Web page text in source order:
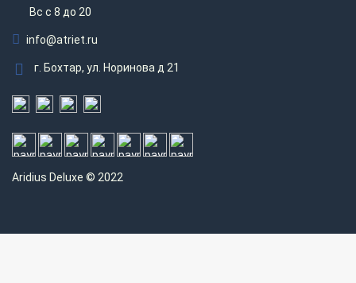
Вс c 8 до 20
info@atriet.ru
г. Бохтар, ул. Норинова д 21
Aridius Deluxe © 2022